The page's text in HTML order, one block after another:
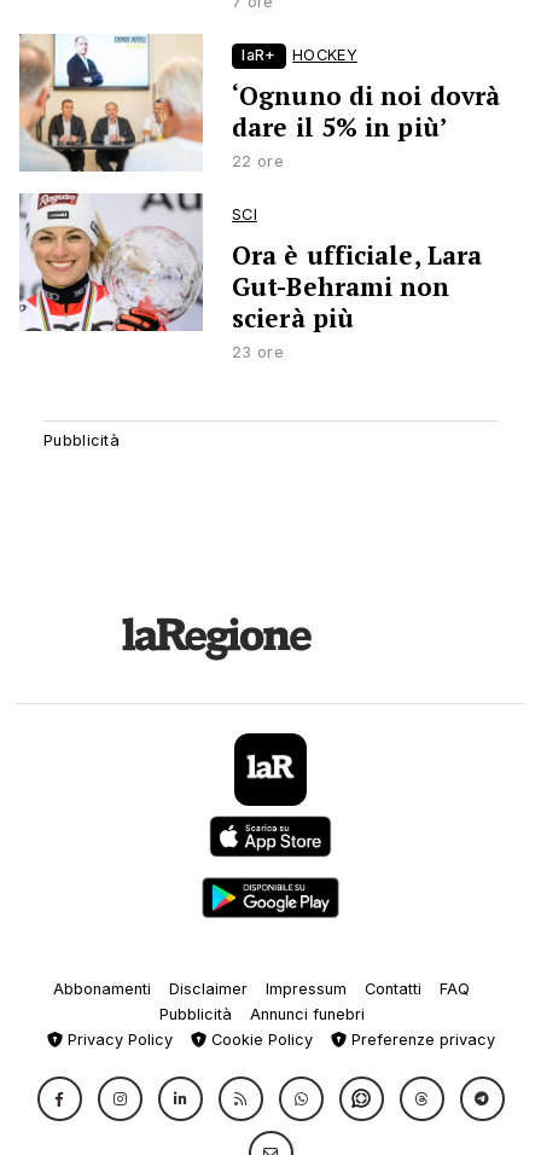
laR+ HOCKEY
‘Ognuno di noi dovrà
dare il 5% in più’
22 ore
SCI
Ora è ufficiale, Lara
Gut-Behrami non
scierà più
23 ore
Abbonamenti Disclaimer Impressum Contatti
FAQ
Pubblicità
Annunci funebri
Privacy Policy
Cookie Policy Preferenze privacy